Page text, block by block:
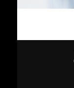
ดำเนิน